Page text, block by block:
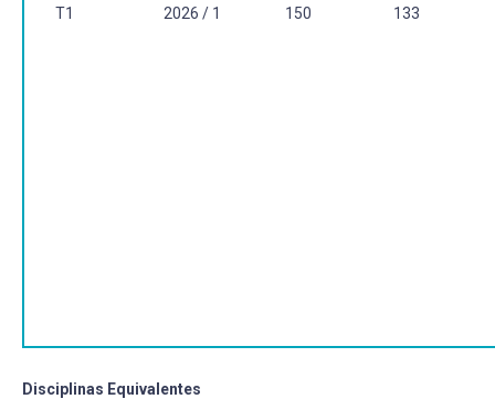
T1 2026 / 1 150 133
Disciplinas Equivalentes